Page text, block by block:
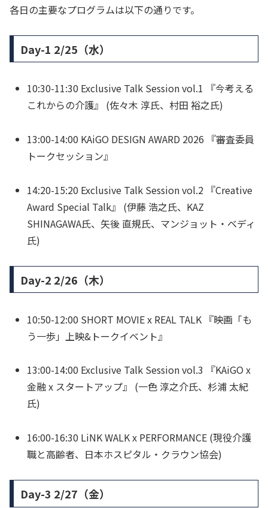
各日の主要なプログラムは以下の通りです。
Day-1 2/25（水）
10:30-11:30 Exclusive Talk Session vol.1 『今考える
これからの介護』 (佐々木 淳氏、村田 裕之氏)
13:00-14:00 KAiGO DESIGN AWARD 2026 『審査委員
トークセッション』
14:20-15:20 Exclusive Talk Session vol.2 『Creative
Award Special Talk』 (伊藤 浩之氏、KAZ
SHINAGAWA氏、矢後 直規氏、マンジョット・ベディ
氏)
Day-2 2/26（木）
10:50-12:00 SHORT MOVIE x REAL TALK 『映画「も
う一歩」上映&トークイベント』
13:00-14:00 Exclusive Talk Session vol.3 『KAiGO x
金融 x スタートアップ』 (一色 淳之介氏、杉浦 太紀
氏)
16:00-16:30 LiNK WALK x PERFORMANCE (現役介護
職と高齢者、日本ホスピタル・クラウン協会)
Day-3 2/27（金）